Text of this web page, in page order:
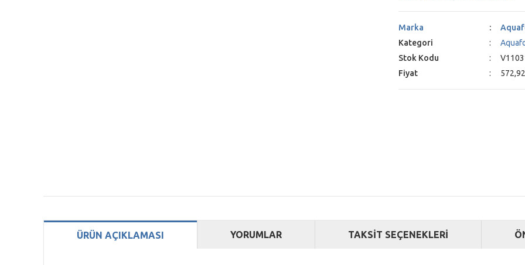
Marka
Kategori
Stok Kodu
Fiyat
ÜRÜN AÇIKLAMASI YORUMLAR TAKSİT SEÇENEKLERİ